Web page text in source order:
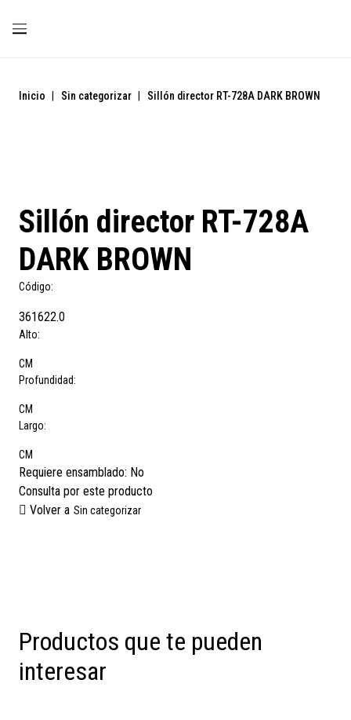
Inicio | Sin categorizar | Sillón director RT-728A DARK BROWN
Sillón director RT-728A
DARK BROWN
Código:
361622.0
Alto:
CM
Profundidad:
CM
Largo:
CM
Requiere ensamblado: No
Consulta por este producto
Volver a Sin categorizar
Productos que te pueden
interesar